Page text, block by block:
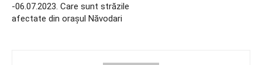
-06.07.2023. Care sunt străzile
afectate din orașul Năvodari